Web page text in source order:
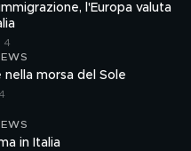
l'Europa valuta
4
nella morsa del Sole
in Italia